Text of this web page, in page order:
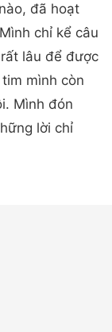
đã hoạt
chỉ kể câu
lâu để được
mình còn
Mình đón
lời chỉ